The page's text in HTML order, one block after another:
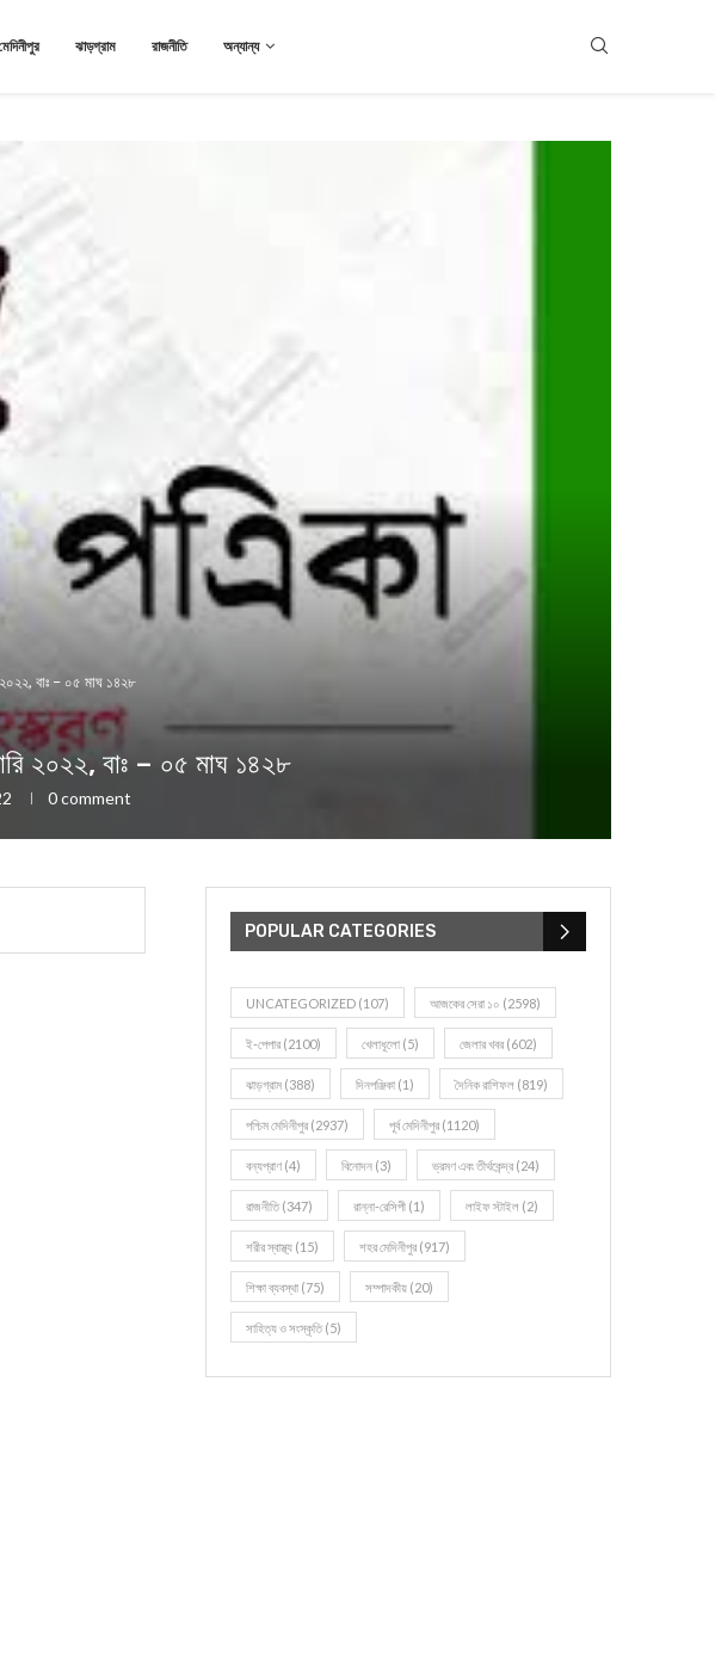
ঝাড়গ্রাম রাজনীতি অন্যান্য
বাঃ – ০৫ মাঘ ১৪২৮
২০২২, বাঃ – ০৫ মাঘ ১৪২৮
0 comment
POPULAR CATEGORIES
UNCATEGORIZED (107) আজকের সেরা ১০ (2598)
ই-পেপার (2100) খেলাধূলো (5) জেলার খবর (602)
ঝাড়গ্রাম (388) দিনপঞ্জিকা (1) দৈনিক রাশিফল (819)
পশ্চিম মেদিনীপুর (2937) পূর্ব মেদিনীপুর (1120)
বন্যপ্রাণ (4) বিনোদন (3) ভ্রমণ এবং তীর্থকেন্দ্র (24)
রাজনীতি(347) রান্না-রেসিপী (1) লাইফ স্টাইল (2)
শরীর স্বাস্থ্য (15) শহর মেদিনীপুর (917)
শিক্ষা ব্যবস্থা (75) সম্পাদকীয় (20)
সাহিত্য ও সংস্কৃতি(5)